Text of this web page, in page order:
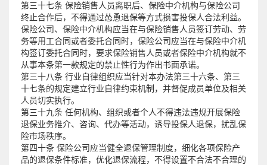
第三十七条 保险销售人员离职后、保险中介机构与保险公司
终止合作后，不得通过怂恿退保等方式损害投保人合法利益。
保险公司、保险中介机构应当在与保险销售人员签订劳动、劳
务等用工合同或者委托合同时，保险公司应当在与保险中介机
构签订委托合同时，要求保险销售人员或者保险中介机构就不
从事本条第一款规定的禁止性行为作出书面承诺。
第三十八条 行业自律组织应当针对本办法第三十六条、第三
十七条的规定建立行业自律约束机制，并督促成员单位及相关
人员切实执行。
第三十九条 任何机构、组织或者个人不得违法违规开展保险
退保业务推介、咨询、代办等活动，诱导投保人退保，扰乱保
险市场秩序。
第四十条 保险公司应当健全退保管理制度，细化各项保险产
品的退保条件标准，优化退保流程，不得设置不合法不合理的